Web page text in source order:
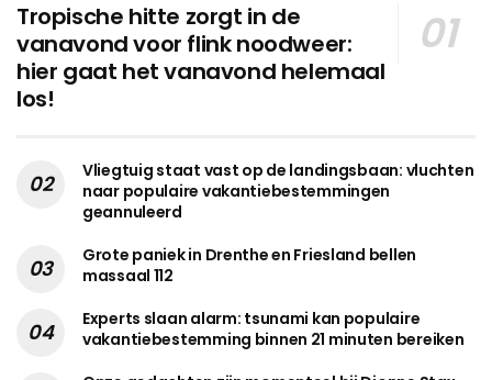
Tropische hitte zorgt in de
vanavond voor flink noodweer:
hier gaat het vanavond helemaal
los!
Vliegtuig staat vast op de landingsbaan: vluchten
naar populaire vakantiebestemmingen
geannuleerd
Grote paniek in Drenthe en Friesland bellen
massaal 112
Experts slaan alarm: tsunami kan populaire
vakantiebestemming binnen 21 minuten bereiken